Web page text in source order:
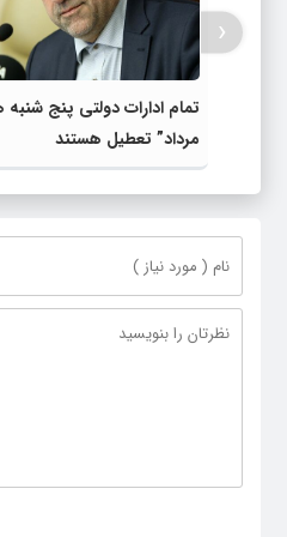
تمام ادارات دولتی پنج شنبه
مرداد” تعطیل هستند
‹